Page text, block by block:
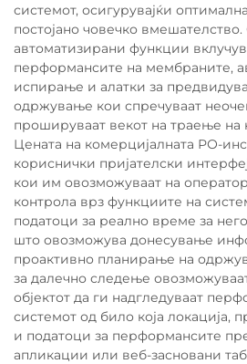
системот, осигурувајќи
постојано човечко
автоматизирани функции
перформансите на мембраните,
испирање и алатки за
одржување кои спречуваат
прошируваат векот на траење на
Цената на комерцијалната РО-
кориснички пријателски
кои им овозможуваат на
контрола врз функциите на
податоци за реално време за
што овозможува донесување
проактивно планирање на
за далечно следење
објектот да ги надгледуваат
системот од било која локација,
и податоци за перформансите
апликации или веб-засновани